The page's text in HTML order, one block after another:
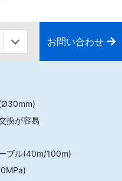
お問い合わせ
換が容易
ブル(40m/100m)